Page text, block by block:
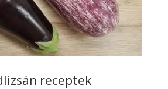
receptek